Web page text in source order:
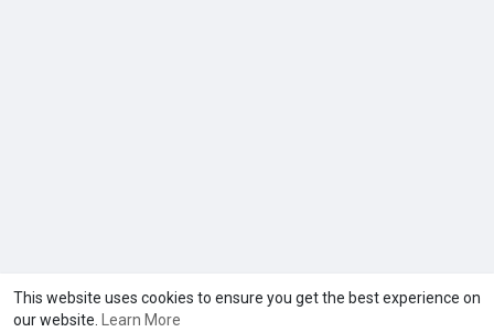
This website uses cookies to ensure you get the best experience on
our website.
Learn More